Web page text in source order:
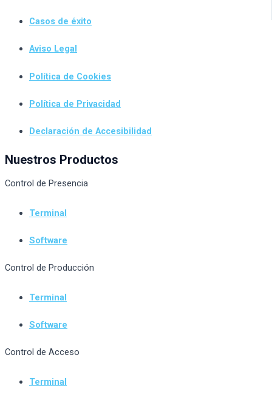
Casos de éxito
Aviso Legal
Política de Cookies
Política de Privacidad
Declaración de Accesibilidad
Nuestros Productos
Control de Presencia
Terminal
Software
Control de Producción
Terminal
Software
Control de Acceso
Terminal